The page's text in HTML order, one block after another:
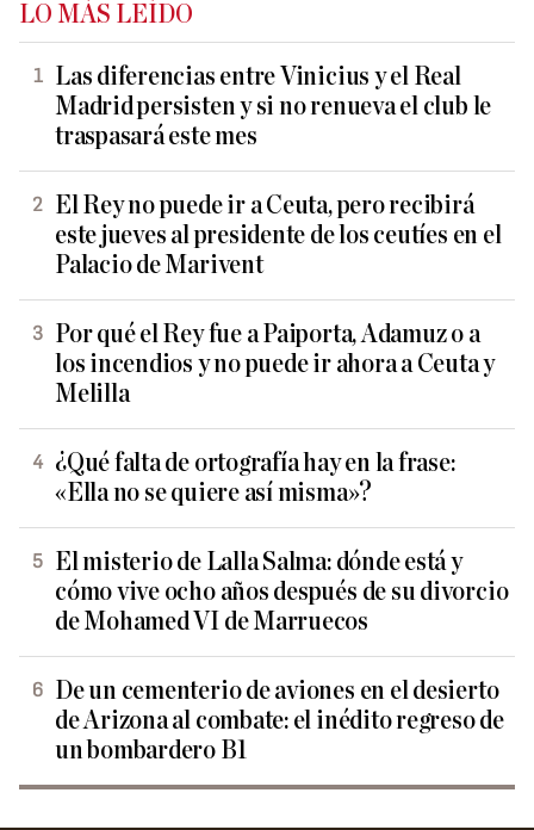
LO MÁS LEÍDO
Las diferencias entre Vinicius y el Real
Madrid persisten y si no renueva el club le
traspasará este mes
El Rey no puede ir a Ceuta, pero recibirá
este jueves al presidente de los ceutíes en el
Palacio de Marivent
Por qué el Rey fue a Paiporta, Adamuz o a
los incendios y no puede ir ahora a Ceuta y
Melilla
¿Qué falta de ortografía hay en la frase:
«Ella no se quiere así misma»?
El misterio de Lalla Salma: dónde está y
cómo vive ocho años después de su divorcio
de Mohamed VI de Marruecos
De un cementerio de aviones en el desierto
de Arizona al combate: el inédito regreso de
un bombardero B1